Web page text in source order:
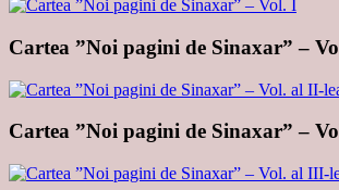
Cartea ”Noi pagini de Sinaxar” –
Cartea ”Noi pagini de Sinaxar” –